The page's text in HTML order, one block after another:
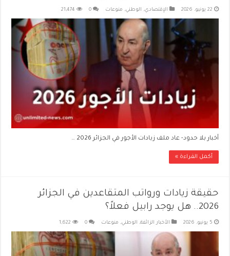
22 يونيو، 2026 الإقتصادي, الوطني, منوعات 0
21,474
أخبار بلا حدود- عاد ملف زيادات الأجور في الجزائر 2026 …
أكمل القراءة »
حقيقة زيادات ورواتب المتقاعدين في الجزائر
2026.. هل يوجد رابيل فعلاً؟
5 يونيو، 2026 الأخبار الزائفة, الوطني, منوعات 0
1,622